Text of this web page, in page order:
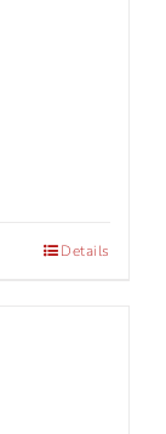
Details